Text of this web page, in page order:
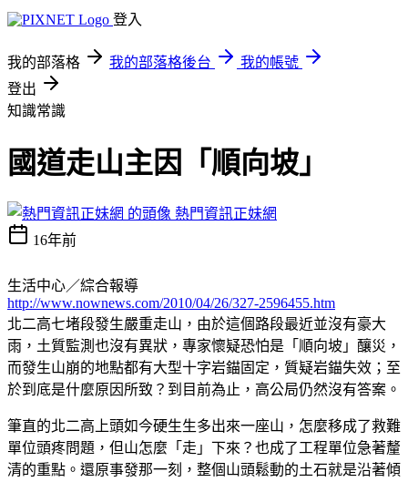
登入
我的部落格 我的部落格後台
我的帳號
登出
知識常識
國道走山主因「順向坡」
熱門資訊正妹網
16年前
生活中心／綜合報導
http://www.nownews.com/2010/04/26/327-2596455.htm
北二高七堵段發生嚴重走山，由於這個路段最近並沒有豪大
雨，土質監測也沒有異狀，專家懷疑恐怕是「順向坡」釀災，
而發生山崩的地點都有大型十字岩錨固定，質疑岩錨失效；至
於到底是什麼原因所致？到目前為止，高公局仍然沒有答案。
筆直的北二高上頭如今硬生生多出來一座山，怎麼移成了救難
單位頭疼問題，但山怎麼「走」下來？也成了工程單位急著釐
清的重點。還原事發那一刻，整個山頭鬆動的土石就是沿著傾